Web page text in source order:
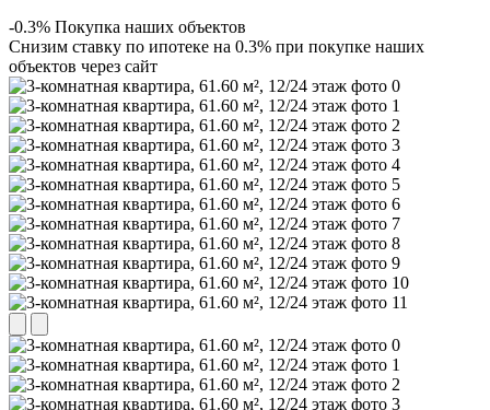
-0.3% Покупка наших объектов
Снизим ставку по ипотеке на 0.3% при покупке наших
объектов через сайт